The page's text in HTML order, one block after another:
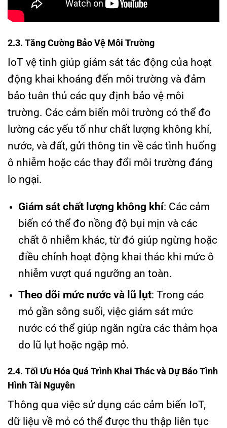
2.3. Tăng Cường Bảo Vệ Môi Trường
IoT vệ tinh giúp giám sát tác động của hoạt
động khai khoáng đến môi trường và đảm
bảo tuân thủ các quy định bảo vệ môi
trường. Các cảm biến môi trường có thể đo
lường các yếu tố như chất lượng không khí,
nước, và đất, gửi thông tin về các tình huống
ô nhiễm hoặc các thay đổi môi trường đáng
lo ngại.
Giám sát chất lượng không khí: Các cảm
biến có thể đo nồng độ bụi mịn và các
chất ô nhiễm khác, từ đó giúp ngừng hoặc
điều chỉnh hoạt động khai thác khi mức ô
nhiễm vượt quá ngưỡng an toàn.
Theo dõi mức nước và lũ lụt: Trong các
mỏ gần sông suối, việc giám sát mức
nước có thể giúp ngăn ngừa các thảm họa
do lũ lụt hoặc ngập mỏ.
2.4. Tối Ưu Hóa Quá Trình Khai Thác và Dự Báo Tình
Hình Tài Nguyên
Thông qua việc sử dụng các cảm biến IoT,
dữ liệu về mỏ có thể được thu thập liên tục